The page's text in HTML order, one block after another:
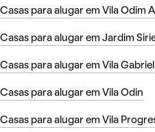
Casas para alugar em Vila Odim
Casas para alugar em Jardim
Casas para alugar em Vila Gabriel
Casas para alugar em Vila Odin
Casas para alugar em Vila